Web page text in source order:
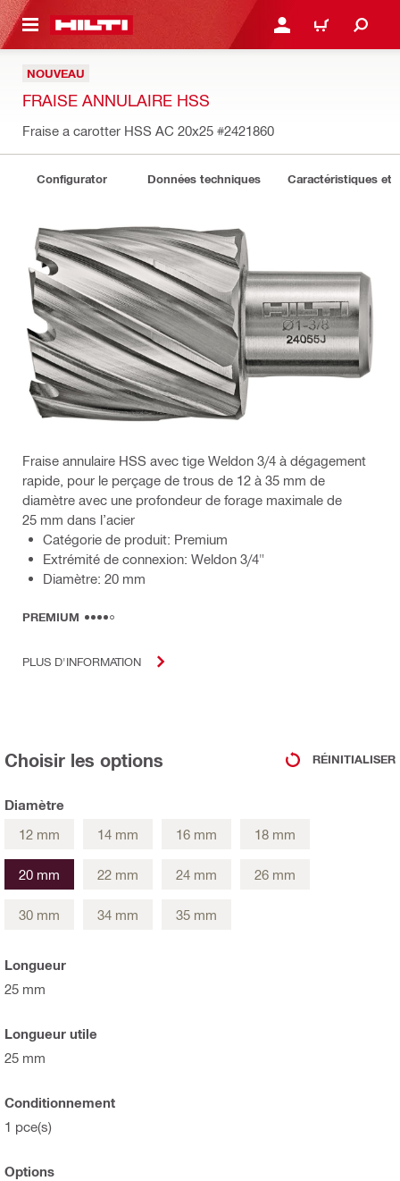
SE CONNECTER OU
PANIER
NOUVEAU
FRAISE ANNULAIRE HSS
Fraise a carotter HSS AC 20x25 #2421860
Configurator Données techniques Caractéristiques et
Fraise annulaire HSS avec tige Weldon 3/4 à dégagement
rapide, pour le perçage de trous de 12 à 35 mm de
diamètre avec une profondeur de forage maximale de
25 mm dans l’acier
Catégorie de produit: Premium
Extrémité de connexion: Weldon 3/4"
Diamètre: 20 mm
PREMIUM
PLUS D'INFORMATION
Choisir les options RÉINITIALISER
Diamètre
12 mm
14 mm 16 mm 18 mm
20 mm 22 mm 24 mm 26 mm
30 mm 34 mm 35 mm
Longueur
25 mm
Longueur utile
25 mm
Conditionnement
1 pce(s)
Options